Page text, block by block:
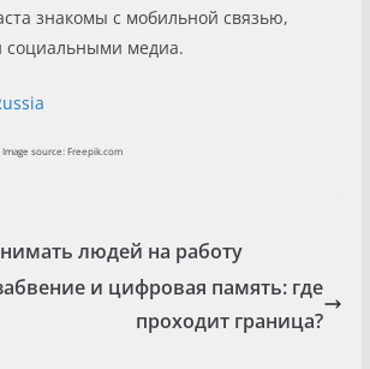
знакомы с мобильной связью,
социальными медиа.
source: Freepik.com
людей на работу
и цифровая память: где
проходит граница?